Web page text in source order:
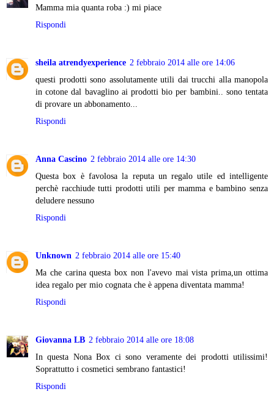
Mamma mia quanta roba :) mi piace
Rispondi
sheila atrendyexperience 2 febbraio 2014 alle ore 14:06
questi prodotti sono assolutamente utili dai trucchi alla manopola
in cotone dal bavaglino ai prodotti bio per bambini.. sono tentata
di provare un abbonamento...
Rispondi
Anna Cascino 2 febbraio 2014 alle ore 14:30
Questa box è favolosa la reputa un regalo utile ed intelligente
perchè racchiude tutti prodotti utili per mamma e bambino senza
deludere nessuno
Rispondi
Unknown 2 febbraio 2014 alle ore 15:40
Ma che carina questa box non l'avevo mai vista prima,un ottima
idea regalo per mio cognata che è appena diventata mamma!
Rispondi
Giovanna LB 2 febbraio 2014 alle ore 18:08
In questa Nona Box ci sono veramente dei prodotti utilissimi!
Soprattutto i cosmetici sembrano fantastici!
Rispondi